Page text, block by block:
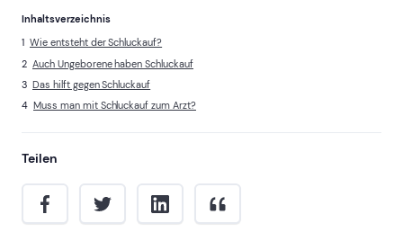
Inhaltsverzeichnis
Wie entsteht der Schluckauf?
Auch Ungeborene haben Schluckauf
Das hilft gegen Schluckauf
Muss man mit Schluckauf zum Arzt?
Teilen